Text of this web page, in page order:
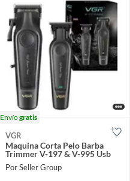
Envíogratis
VGR
Maquina Corta Pelo Barba
Trimmer V-197 & V-995 Usb
Por Seller Group